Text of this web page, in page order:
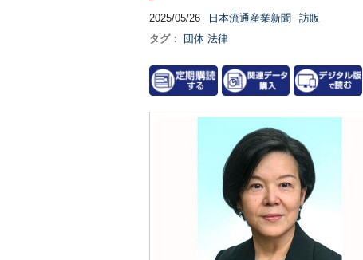
2025/05/26 日本流通産業新聞
訪販
タグ：
団体 法律